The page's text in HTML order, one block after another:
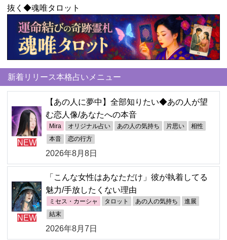
抜く◆魂唯タロット
新着リリース本格占いメニュー
NEW
【あの人に夢中】全部知りたい◆あの人が望
む恋人像/あなたへの本音
Mira オリジナル占い あの人の気持ち 片思い 相性
本音 恋の行方
2026年8月8日
NEW
「こんな女性はあなただけ」彼が執着してる
魅力/手放したくない理由
ミセス・カーシャ タロット あの人の気持ち 進展
結末
2026年8月7日